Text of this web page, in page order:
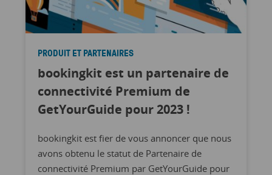
PRODUIT ET PARTENAIRES
bookingkit est un partenaire de
connectivité Premium de
GetYourGuide pour 2023 !
bookingkit est fier de vous annoncer que nous
avons obtenu le statut de Partenaire de
connectivité Premium par GetYourGuide pour